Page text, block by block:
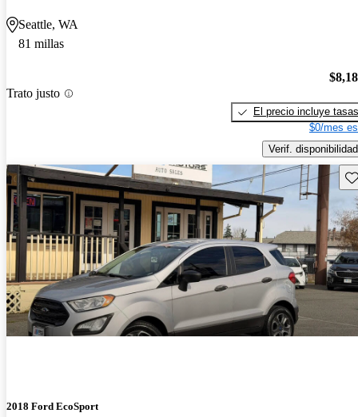
Seattle, WA
81 millas
Trato justo
El precio incluye tasas
$0/mes
Verif. disponibilidad
2018 Ford EcoSport